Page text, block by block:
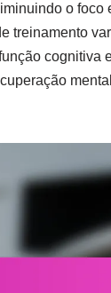
o foco
treinamento
cognitiva